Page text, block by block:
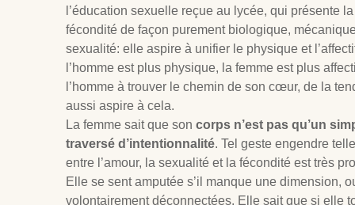
l’éducation sexuelle reçue au lycée, qui présente
fécondité de façon purement biologique,
sexualité: elle aspire à unifier le physique et
l’homme est plus physique, la femme est plus
l’homme à trouver le chemin de son cœur, de la
aussi aspire à cela.
La femme sait que son corps n’est pas qu’un
traversé d’intentionnalité. Tel geste engendre
entre l’amour, la sexualité et la fécondité est très
Elle se sent amputée s’il manque une dimension,
volontairement déconnectées. Elle sait que si elle